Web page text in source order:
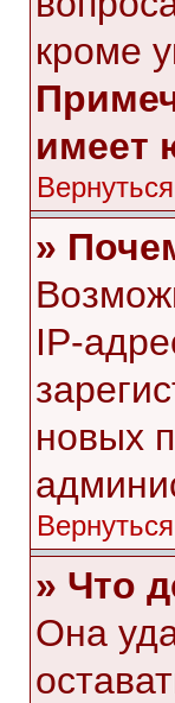
кроме
имеет
»
IP-
новых
» Что
Она